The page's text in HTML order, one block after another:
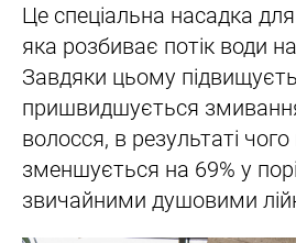
Це спеціальна насадка
яка розбиває потік води
Завдяки цьому
пришвидшується змивання
волосся, в результаті
зменшується на 69% у
звичайними душовими